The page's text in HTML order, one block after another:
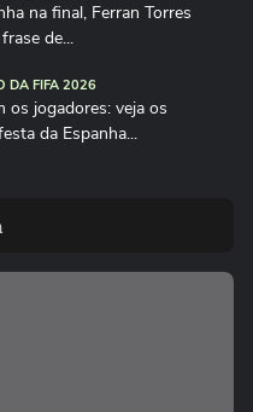
na final, Ferran Torres
de...
DA FIFA 2026
os jogadores: veja os
da Espanha...
por...
DA FIFA 2026